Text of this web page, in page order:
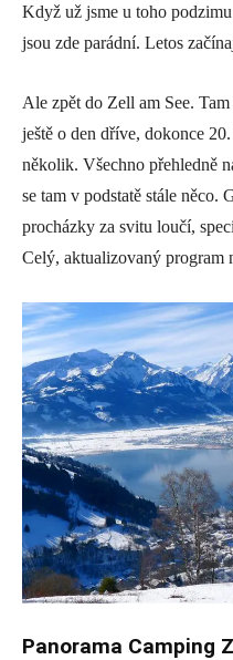
Když už jsme u toho
jsou zde parádní. Letos
Ale zpět do Zell am See.
ještě o den dříve, dokonce
několik. Všechno přehledně
se tam v podstatě stále něco.
procházky za svitu loučí,
Celý, aktualizovaný program
Panorama Camping